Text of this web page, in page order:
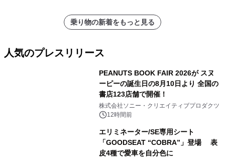
乗り物の新着をもっと見る
人気のプレスリリース
PEANUTS BOOK FAIR 2026が スヌ
ーピーの誕生日の8月10日より 全国の
書店123店舗で開催！
株式会社ソニー・クリエイティブプロダクツ
12時間前
エリミネーター/SE専用シート
「GOODSEAT “COBRA”」登場 表
皮4種で愛車を自分色に